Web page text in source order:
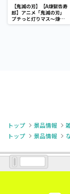
【鬼滅の刃】【A煉獄杏寿
郎】アニメ「鬼滅の刃」
プチっと灯りマス～煉獄
杏寿郎・胡蝶しのぶ～
トップ 景品情報
トップ
景品情報